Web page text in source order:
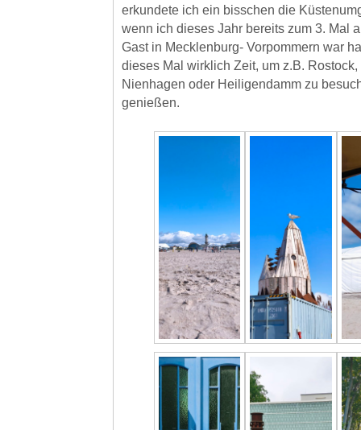
erkundete ich ein bisschen die
wenn ich dieses Jahr bereits zum 3. Mal
Gast in Mecklenburg- Vorpommern war
dieses Mal wirklich Zeit, um z.B. Rostock,
Nienhagen oder Heiligendamm zu
genießen.